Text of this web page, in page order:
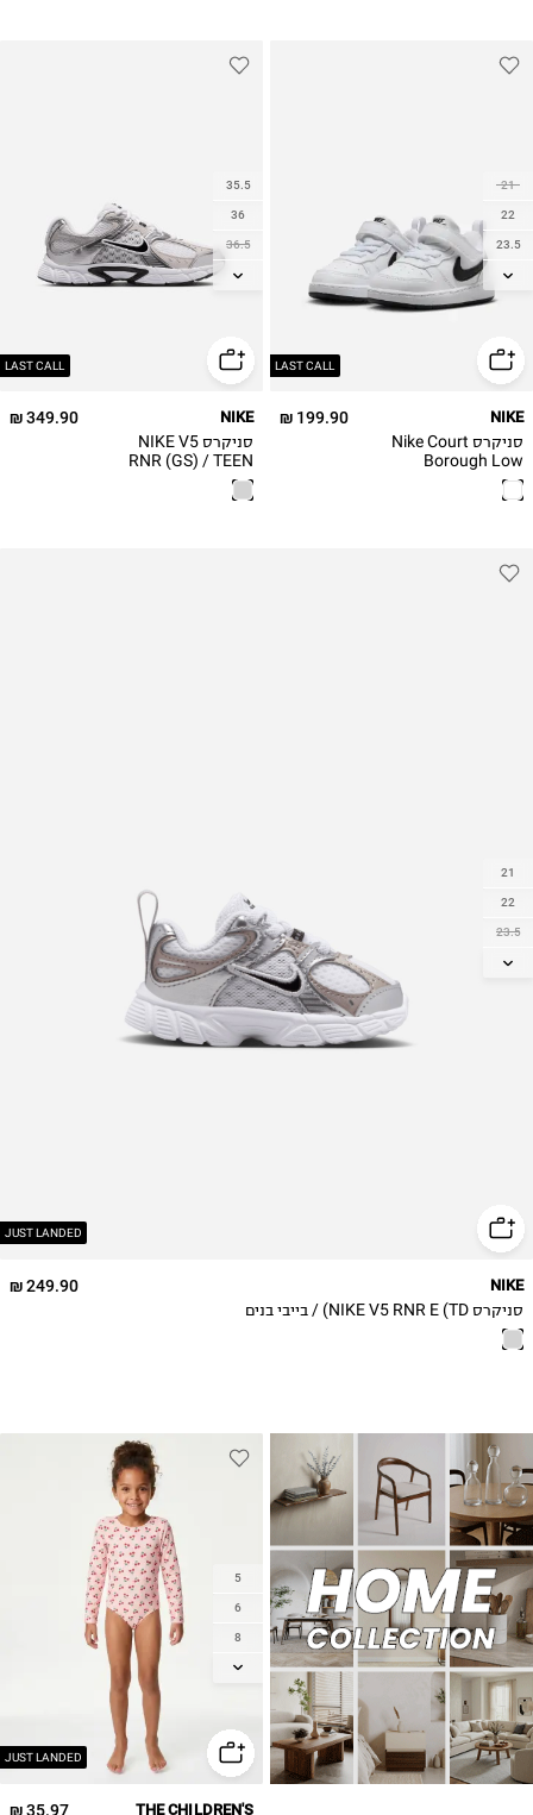
LAST CALL
21
22
23.5
25
199.90 ₪ NIKE
סניקרס Nike Court
Borough Low
Recraft / בייבי
LAST CALL
35.5
36
36.5
37.5
39
349.90 ₪ NIKE
סניקרס NIKE V5
RNR (GS) / TEEN
BOYS
JUST LANDED
21
22
23.5
25
249.90 ₪ NIKE
סניקרס NIKE V5 RNR E (TD) / בייבי בנים
JUST LANDED
5
6
8
10
35.97 ₪ THE CHILDREN'S